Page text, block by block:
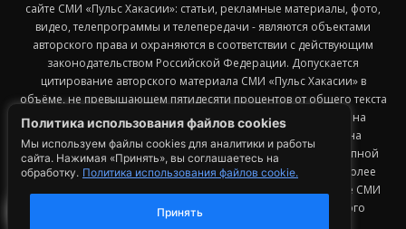
Политика использования файлов cookies
Мы используем файлы cookies для аналитики и работы
сайта. Нажимая «Принять», вы соглашаетесь на
обработку. Политика использования файлов cookie.
Принять
сайте СМИ «Пульс Хакасии»: статьи, рекламные материалы, фото,
видео, телепрограммы и телепередачи - являются объектами
авторского права и охраняются в соответствии с действующим
законодательством Российской Федерации. Допускается
цитирование авторского материала СМИ «Пульс Хакасии» в
объёме, не превышающем пятидесяти процентов от общего текста
публикации с обязательным размещением гиперссылки на
страницу заимствования материала. Гиперссылка должна
размещаться в тексте цитируемого материала и быть доступной
для индексации поисковыми системами. Заимствование более
50% общего объема материала, опубликованного на сайте СМИ
«Пульс Хакасии», возможно исключительно с письменного